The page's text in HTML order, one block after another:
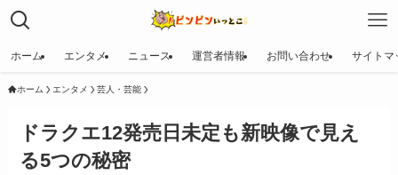
ホーム エンタメ ニュース 運営者情報 お問い合わせ サイトマ
ホーム エンタメ 芸人・芸能
ドラクエ12発売日未定も新映像で見え
る5つの秘密